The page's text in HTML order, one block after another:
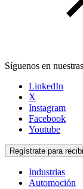
Síguenos en
LinkedIn
X
Instagram
Facebook
Youtube
Regístrate para
Industrias
Automoción